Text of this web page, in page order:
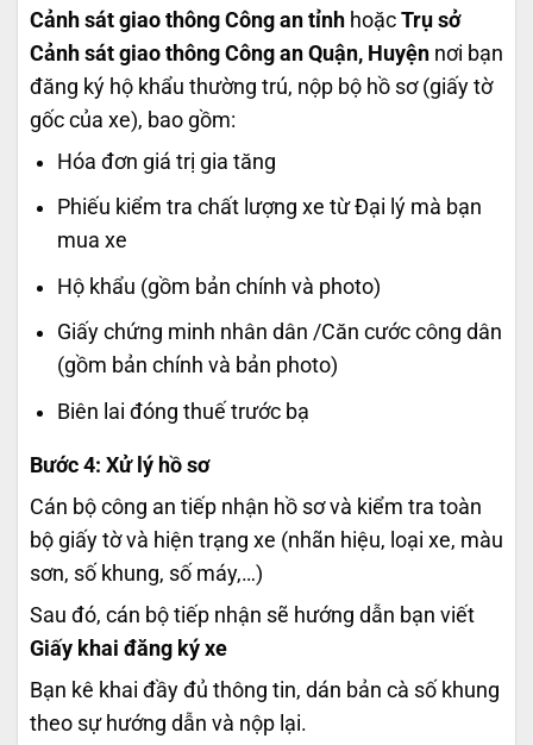
Cảnh sát giao thông Công an tỉnh hoặc Trụ sở
Cảnh sát giao thông Công an Quận, Huyện nơi bạn
đăng ký hộ khẩu thường trú, nộp bộ hồ sơ (giấy tờ
gốc của xe), bao gồm:
Hóa đơn giá trị gia tăng
Phiếu kiểm tra chất lượng xe từ Đại lý mà bạn
mua xe
Hộ khẩu (gồm bản chính và photo)
Giấy chứng minh nhân dân /Căn cước công dân
(gồm bản chính và bản photo)
Biên lai đóng thuế trước bạ
Bước 4: Xử lý hồ sơ
Cán bộ công an tiếp nhận hồ sơ và kiểm tra toàn
bộ giấy tờ và hiện trạng xe (nhãn hiệu, loại xe, màu
sơn, số khung, số máy,…)
Sau đó, cán bộ tiếp nhận sẽ hướng dẫn bạn viết
Giấy khai đăng ký xe
Bạn kê khai đầy đủ thông tin, dán bản cà số khung
theo sự hướng dẫn và nộp lại.